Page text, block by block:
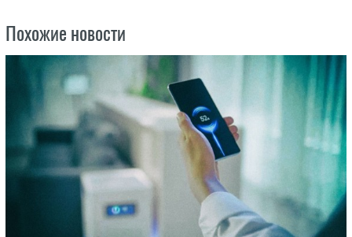
Похожие новости